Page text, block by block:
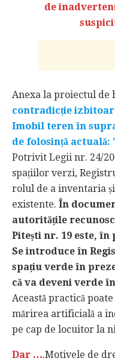
de
Anexa la proiectul de
contradicție
Imobil teren în
de folosință actuală:
Potrivit Legii nr. 24/
spațiilor verzi,
rolul de a inventaria
existente. În
autoritățile
Pitești nr. 19 este,
Se introduce în
spațiu verde în
că va deveni verde
Această practică
mărirea artificială a
pe cap de locuitor la
Dar ….Motivele de